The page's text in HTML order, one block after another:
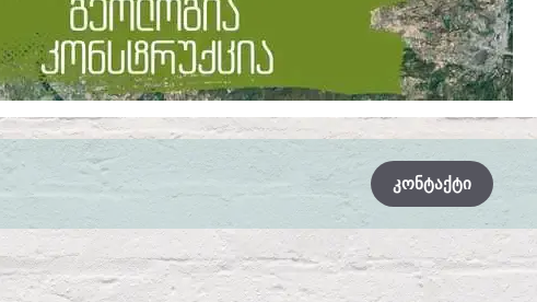
ᲙᲝᲜᲢᲐᲥᲢᲘ